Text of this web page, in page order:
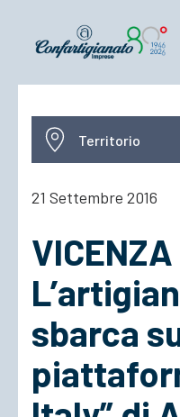
Notizie e Documenti
Confartigianato
Cosa Facciamo
Territorio
21 Settembre 2016
VICENZA
sbarca